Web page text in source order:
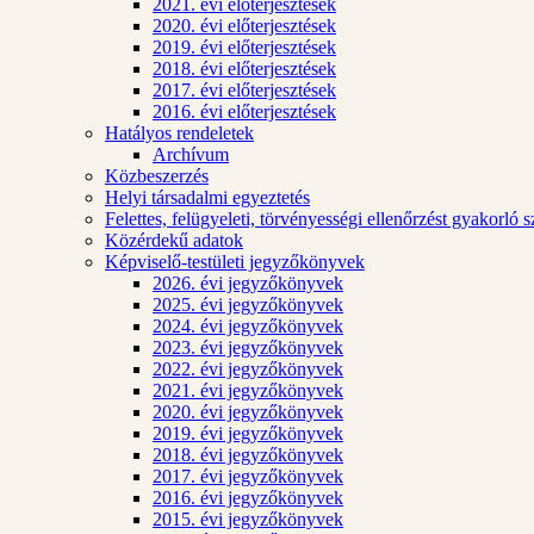
2021. évi előterjesztések
2020. évi előterjesztések
2019. évi előterjesztések
2018. évi előterjesztések
2017. évi előterjesztések
2016. évi előterjesztések
Hatályos rendeletek
Archívum
Közbeszerzés
Helyi társadalmi egyeztetés
Felettes, felügyeleti, törvényességi ellenőrzést gyakorló
Közérdekű adatok
Képviselő-testületi jegyzőkönyvek
2026. évi jegyzőkönyvek
2025. évi jegyzőkönyvek
2024. évi jegyzőkönyvek
2023. évi jegyzőkönyvek
2022. évi jegyzőkönyvek
2021. évi jegyzőkönyvek
2020. évi jegyzőkönyvek
2019. évi jegyzőkönyvek
2018. évi jegyzőkönyvek
2017. évi jegyzőkönyvek
2016. évi jegyzőkönyvek
2015. évi jegyzőkönyvek